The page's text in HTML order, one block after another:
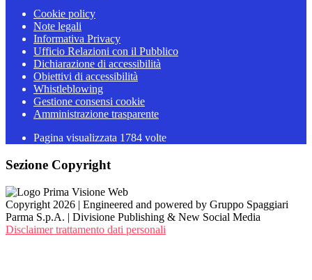
Cookie policy
Note legali
Informativa Privacy
Ufficio Relazioni con il Pubblico
Dichiarazione di accessibilità
Obiettivi di accessibilità
Whistleblowing
Gestione consensi cookie
Amministrazione trasparente
Pagina visualizzata 1784 volte
Sezione Copyright
Copyright 2026 | Engineered and powered by Gruppo Spaggiari
Parma S.p.A. | Divisione Publishing & New Social Media
Disclaimer trattamento dati personali